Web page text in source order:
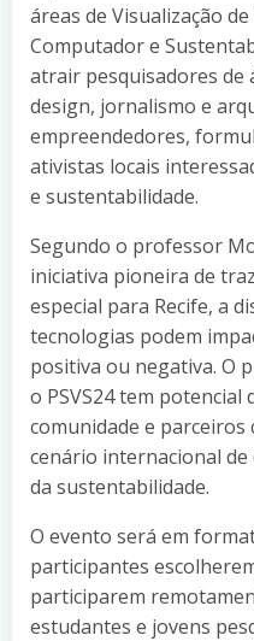
áreas de Visualização
Computador e
atrair pesquisadores de
design, jornalismo e
empreendedores,
ativistas locais
e sustentabilidade.
Segundo o professor
iniciativa pioneira de
especial para Recife, a
tecnologias podem
positiva ou negativa. O
o PSVS24 tem potencial
comunidade e
cenário internacional
da sustentabilidade.
O evento será em
participantes
participarem
estudantes e jovens